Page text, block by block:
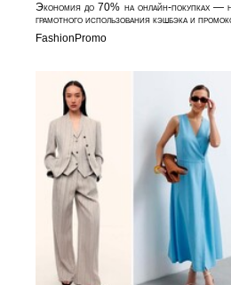
Экономия до 70% на онлайн-покупках — не
грамотного использования кэшбэка и
FashionPromo